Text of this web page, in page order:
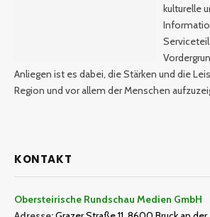
kulturelle
Anliegen ist es dabei, die Stärken und die
Region und vor allem der Menschen
KONTAKT
Obersteirische Rundschau Medien GmbH